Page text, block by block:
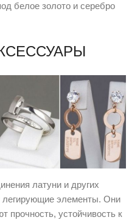
белое золото и серебро
латуни и других
легирующие элементы. Они
прочность, устойчивость к